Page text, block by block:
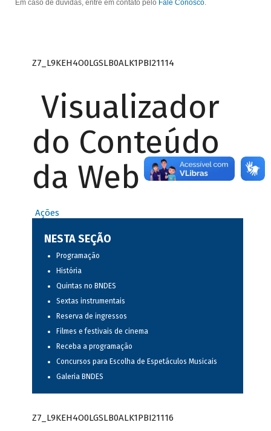
Em caso de dúvidas, entre em contato pelo Fale Conosco.
Z7_L9KEH4O0LGSLB0ALK1PBI21114
Visualizador
do Conteúdo
da Web
Ações
NESTA SEÇÃO
Programação
História
Quintas no BNDES
Sextas instrumentais
Reserva de ingressos
Filmes e festivais de cinema
Receba a programação
Concursos para Escolha de Espetáculos Musicais
Galeria BNDES
Z7_L9KEH4O0LGSLB0ALK1PBI21116